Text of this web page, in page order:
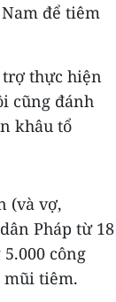
để tiêm
trợ thực hiện
cũng đánh
khâu tổ
(và vợ,
Pháp từ 18
công
mũi tiêm.